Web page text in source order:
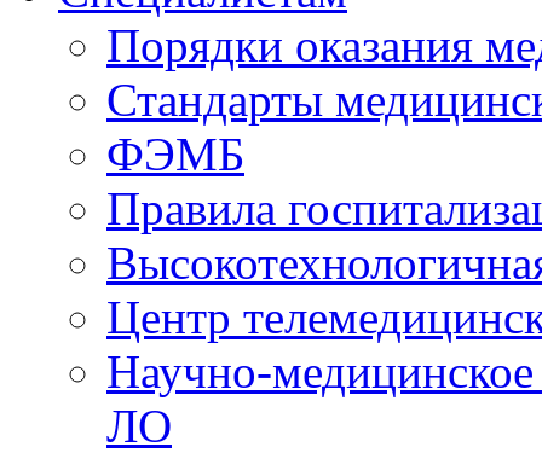
Порядки оказания
Стандарты
ФЭМБ
Правила
Центр
Научно-
ЛО